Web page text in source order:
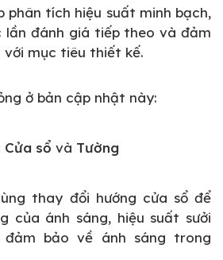
phân tích hiệu suất minh bạch,
lần đánh giá tiếp theo và đảm
mục tiêu thiết kế.
ở bản cập nhật này:
Cửa sổ và Tường
thay đổi hướng cửa sổ để
của ánh sáng, hiệu suất sưởi
bảo về ánh sáng trong